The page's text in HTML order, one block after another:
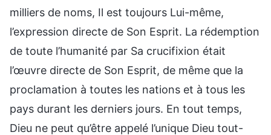
milliers de noms, Il est toujours Lui-même,
l’expression directe de Son Esprit. La rédemption
de toute l’humanité par Sa crucifixion était
l’œuvre directe de Son Esprit, de même que la
proclamation à toutes les nations et à tous les
pays durant les derniers jours. En tout temps,
Dieu ne peut qu’être appelé l’unique Dieu tout-